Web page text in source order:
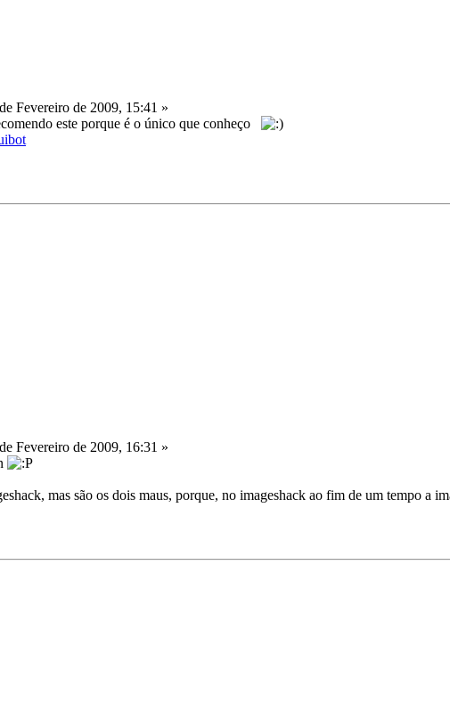
Fevereiro de 2009, 15:41 »
este porque é o único que conheço
Fevereiro de 2009, 16:31 »
mas são os dois maus, porque, no imageshack ao fim de um tempo a